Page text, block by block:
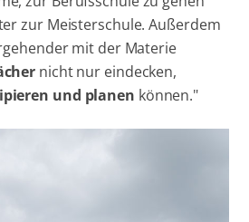
zur Meisterschule. Außerdem
mit der Materie
nicht nur eindecken,
und planen können."